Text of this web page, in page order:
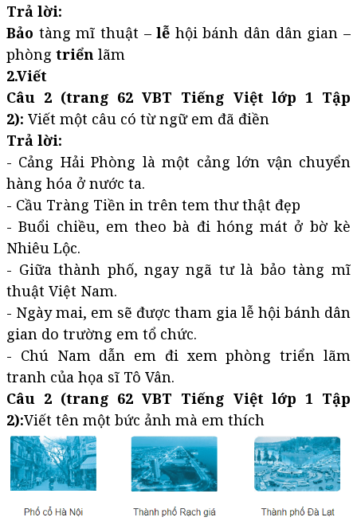
Trả lời:
Bảo tàng mĩ thuật –lễ hội bánh dân dân gian –
phòng triển lãm
2.Viết
Câu 2 (trang 62 VBT Tiếng Việt lớp 1 Tập
2): Viết một câu có từ ngữ em đã điền
Trả lời:
- Cảng Hải Phòng là một cảng lớn vận chuyển
hàng hóa ở nước ta.
- Cầu Tràng Tiền in trên tem thư thật đẹp
- Buổi chiều, em theo bà đi hóng mát ở bờ kè
Nhiêu Lộc.
- Giữa thành phố, ngay ngã tư là bảo tàng mĩ
thuật Việt Nam.
- Ngày mai, em sẽ được tham gia lễ hội bánh dân
gian do trường em tổ chức.
- Chú Nam dẫn em đi xem phòng triển lãm
tranh của họa sĩ Tô Vân.
Câu 2 (trang 62 VBT Tiếng Việt lớp 1 Tập
2):Viết tên một bức ảnh mà em thích